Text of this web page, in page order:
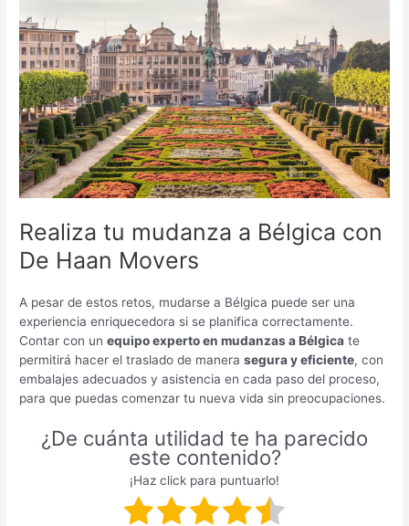
Realiza tu mudanza a Bélgica con
De Haan Movers
A pesar de estos retos, mudarse a Bélgica puede ser una
experiencia enriquecedora si se planifica correctamente.
Contar con unequipo experto en mudanzas a Bélgica te
permitirá hacer el traslado de manerasegura y eficiente, con
embalajes adecuados y asistencia en cada paso del proceso,
para que puedas comenzar tu nueva vida sin preocupaciones.
¿De cuánta utilidad te ha parecido
este contenido?
¡Haz click para puntuarlo!